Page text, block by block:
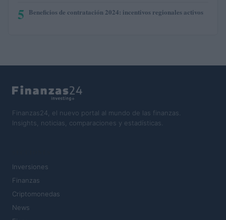
5 Beneficios de contratación 2024: incentivos regionales activos
Finanzas24, el nuevo portal al mundo de las finanzas.
Insights, noticias, comparaciones y estadísticas.
Inversiones
Finanzas
Criptomonedas
News